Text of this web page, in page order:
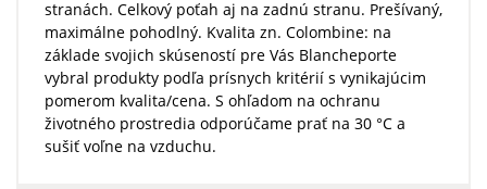
stranách. Celkový poťah aj na zadnú stranu. Prešívaný,
maximálne pohodlný. Kvalita zn. Colombine: na
základe svojich skúseností pre Vás Blancheporte
vybral produkty podľa prísnych kritérií s vynikajúcim
pomerom kvalita/cena. S ohľadom na ochranu
životného prostredia odporúčame prať na 30 °C a
sušiť voľne na vzduchu.